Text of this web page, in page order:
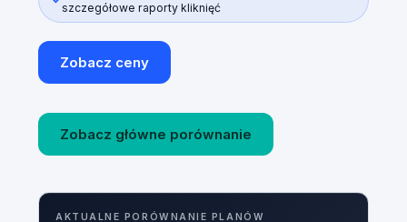
szczegółowe raporty kliknięć
Zobacz ceny
Zobacz główne porównanie
AKTUALNE PORÓWNANIE PLANÓW